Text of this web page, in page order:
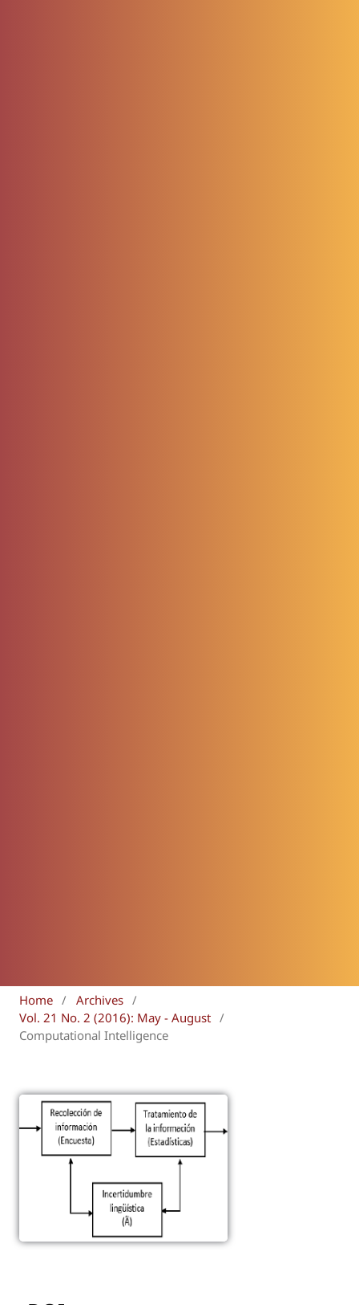
Home / Archives /
Vol. 21 No. 2 (2016): May - August /
Computational Intelligence